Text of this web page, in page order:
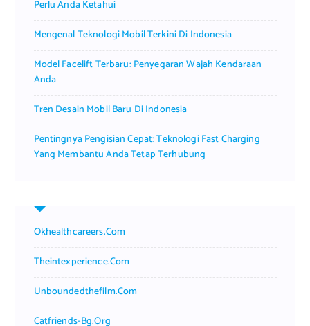
Perlu Anda Ketahui
Mengenal Teknologi Mobil Terkini Di Indonesia
Model Facelift Terbaru: Penyegaran Wajah Kendaraan
Anda
Tren Desain Mobil Baru Di Indonesia
Pentingnya Pengisian Cepat: Teknologi Fast Charging
Yang Membantu Anda Tetap Terhubung
Okhealthcareers.com
Theintexperience.com
Unboundedthefilm.com
Catfriends-Bg.org